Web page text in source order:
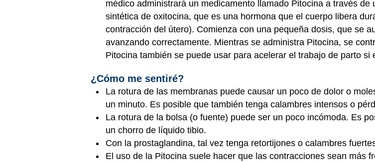
médico administrará un medicamento llamado Pitocina a través de
sintética de oxitocina, que es una hormona que el cuerpo libera
contracción del útero). Comienza con una pequeña dosis, que se
avanzando correctamente. Mientras se administra Pitocina, se
Pitocina también se puede usar para acelerar el trabajo de parto si
¿Cómo me sentiré?
La rotura de las membranas puede causar un poco de dolor o
un minuto. Es posible que también tenga calambres intensos o
La rotura de la bolsa (o fuente) puede ser un poco incómoda. Es
un chorro de líquido tibio.
Con la prostaglandina, tal vez tenga retortijones o calambres
El uso de la Pitocina suele hacer que las contracciones sean más